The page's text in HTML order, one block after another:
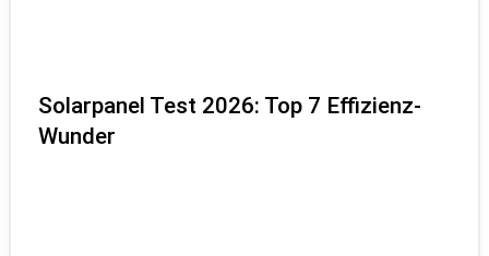
Solarpanel Test 2026: Top 7 Effizienz-
Wunder